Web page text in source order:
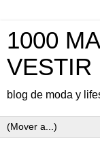
1000
VESTIR
blog de moda y